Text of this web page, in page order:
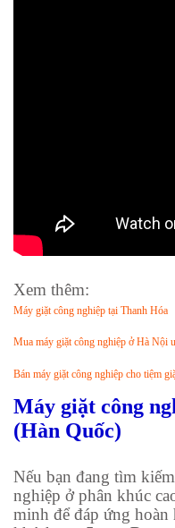
Xem thêm:
Máy giặt công nghiệp tại Thanh Hóa
Mua máy giặt công nghiệp ở Hà Nội
Bán máy giặt công nghiệp cho tiệm
Máy giặt công
(Hàn Quốc)
Nếu bạn đang tìm
nghiệp ở phân khúc
minh để đáp ứng hoàn